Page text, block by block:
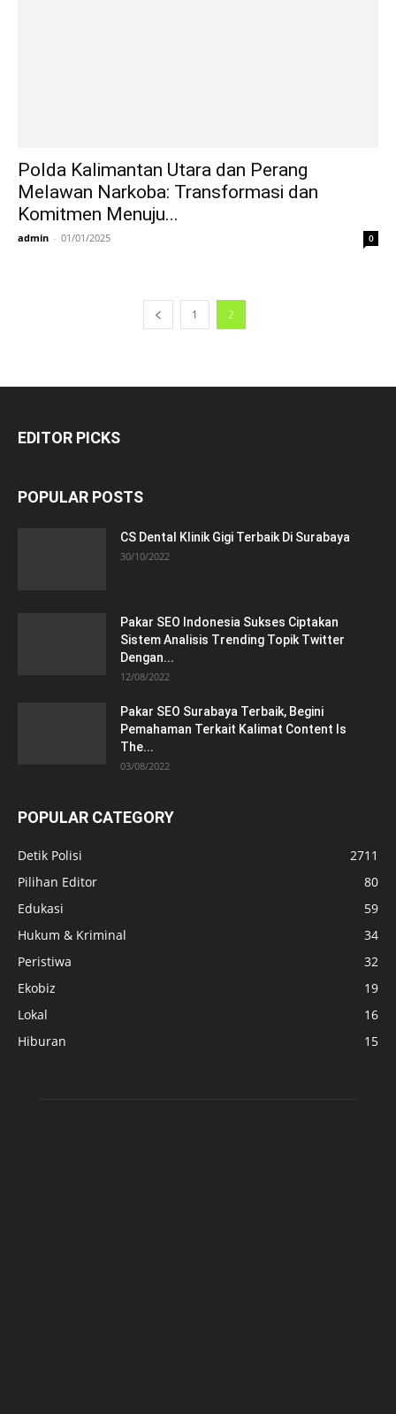
Polda Kalimantan Utara dan Perang
Melawan Narkoba: Transformasi dan
Komitmen Menuju...
admin - 01/01/2025 0
1 2
EDITOR PICKS
POPULAR POSTS
CS Dental Klinik Gigi Terbaik Di Surabaya
30/10/2022
Pakar SEO Indonesia Sukses Ciptakan
Sistem Analisis Trending Topik Twitter
Dengan...
12/08/2022
Pakar SEO Surabaya Terbaik, Begini
Pemahaman Terkait Kalimat Content Is
The...
03/08/2022
POPULAR CATEGORY
Detik Polisi
2711
Pilihan Editor
80
Edukasi
59
Hukum & Kriminal
34
Peristiwa
32
Ekobiz
19
Lokal
16
Hiburan
15